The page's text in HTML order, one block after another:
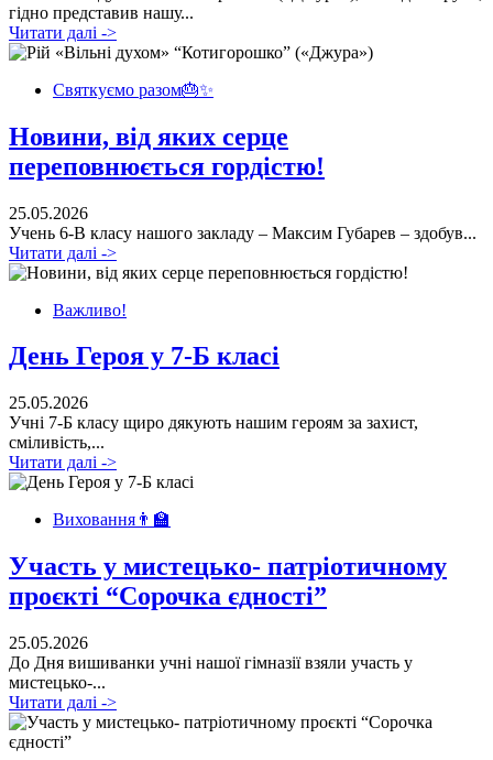
гідно представив нашу...
Читати далі ->
Святкуємо разом🎂✨
Новини, від яких серце
переповнюється гордістю!
25.05.2026
Учень 6-В класу нашого закладу ‒ Максим Губарев ‒ здобув...
Читати далі ->
Важливо!
День Героя у 7-Б класі
25.05.2026
Учні 7-Б класу щиро дякують нашим героям за захист,
сміливість,...
Читати далі ->
Виховання👨‍🏫
Участь у мистецько- патріотичному
проєкті “Сорочка єдності”
25.05.2026
До Дня вишиванки учні нашої гімназії взяли участь у
мистецько-...
Читати далі ->